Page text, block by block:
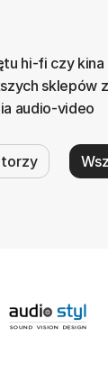
hi-fi czy
sklepów z
audio-video